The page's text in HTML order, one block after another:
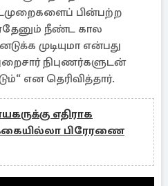
பின்பற்ற
ஏதேனும் நீண்ட கால
முடியுமா என்பது
நிபுணர்களுடன்
என தெரிவித்தார்.
எதிராக
பிரேரணை